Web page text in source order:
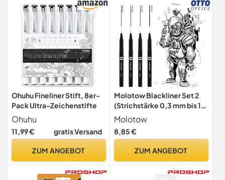
Zuhause
Ohuhu Fineliner Stift, 8er-
Pack Ultra-Zeichenstifte
Ohuhu
11,99 € gratis Versand
ZUM ANGEBOT
Molotow Blackliner Set 2
(Strichstärke 0,3 mm bis 1,0
mm, Fineliner mit
permanenter,
dokumentenechter Tinte) 4
Molotow
8,85 €
ZUM ANGEBOT